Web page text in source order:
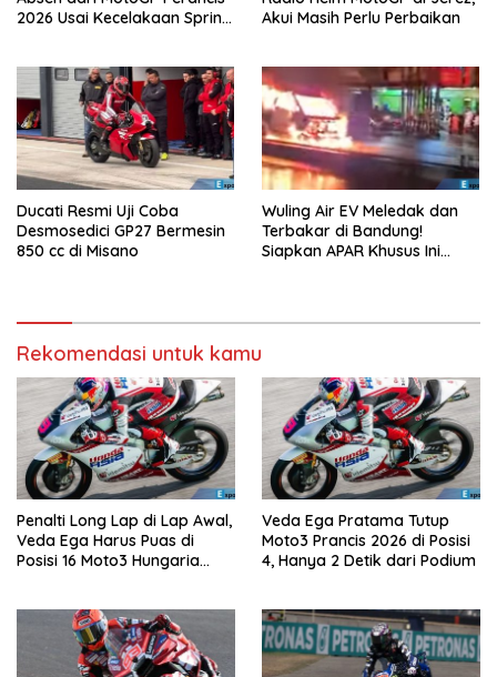
2026 Usai Kecelakaan Sprint
Akui Masih Perlu Perbaikan
Ducati Resmi Uji Coba
Desmosedici GP27 Bermesin
850 cc di Misano
Wuling Air EV Meledak dan
Terbakar di Bandung!
Siapkan APAR Khusus Ini
Rekomendasi untuk kamu
Penalti Long Lap di Lap Awal,
Veda Ega Harus Puas di
Posisi 16 Moto3 Hungaria
Veda Ega Pratama Tutup
Moto3 Prancis 2026 di Posisi
4, Hanya 2 Detik dari Podium